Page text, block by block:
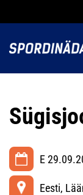
E
Eesti,